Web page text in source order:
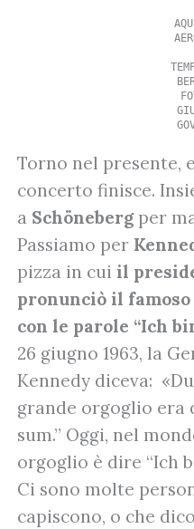
Torno nel presente,
concerto finisce.
a Schönebergper
Passiamo per
pizza in cui il
pronunciò il
con le parole “Ich
26 giugno 1963, la
Kennedy diceva:
grande orgoglio era
sum.” Oggi, nel
orgoglio è dire “Ich
Ci sono molte
capiscono, o che